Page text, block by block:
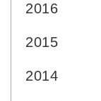
2016
2015
2014